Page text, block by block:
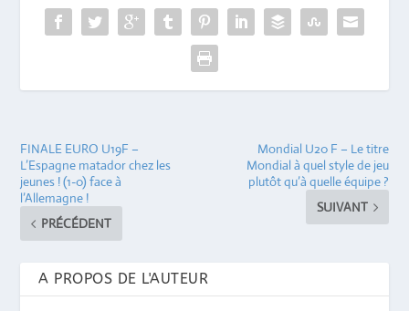
FINALE EURO U19F –
L’Espagne matador chez les
jeunes ! (1-0) face à
l’Allemagne !
PRÉCÉDENT
Mondial U20 F – Le titre
Mondial à quel style de jeu
plutôt qu’à quelle équipe ?
SUIVANT
A PROPOS DE L'AUTEUR